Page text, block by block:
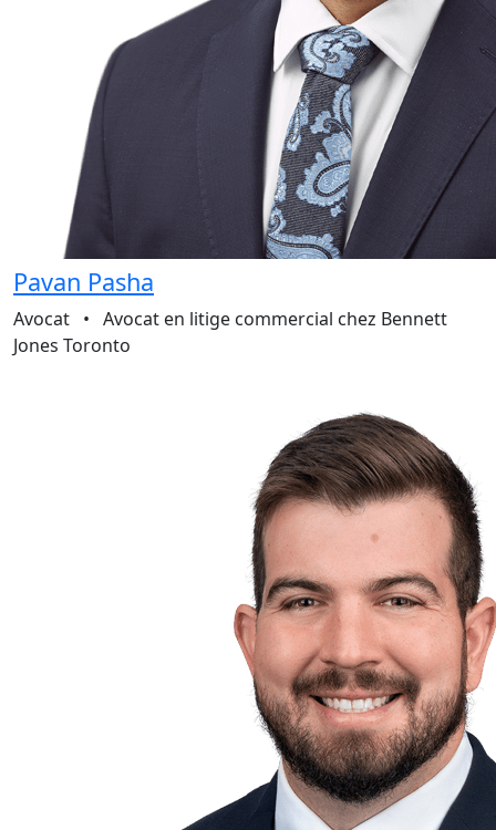
Pavan Pasha
Avocat • Avocat en litige commercial chez Bennett
Jones Toronto